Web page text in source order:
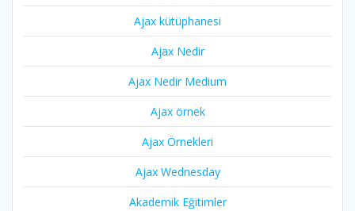
Ajax kütüphanesi
Ajax Nedir
Ajax Nedir Medium
Ajax örnek
Ajax Örnekleri
Ajax Wednesday
Akademik Eğitimler